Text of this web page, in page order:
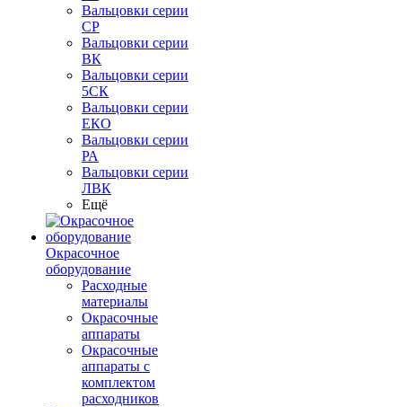
Вальцовки серии
СР
Вальцовки серии
ВК
Вальцовки серии
5СК
Вальцовки серии
ЕКО
Вальцовки серии
РА
Вальцовки серии
ЛВК
Ещё
Окрасочное
оборудование
Расходные
материалы
Окрасочные
аппараты
Окрасочные
аппараты с
комплектом
расходников